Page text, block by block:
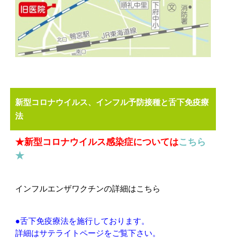
新型コロナウイルス、インフル予防接種と舌下免疫療
法
★新型コロナウイルス感染症についてはこちら
★
インフルエンザワクチンの詳細はこちら
●舌下免疫療法を施行しております。
詳細はサテライトページをご覧下さい。